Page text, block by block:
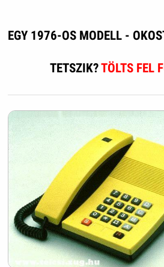
EGY 1976-OS MODELL -
TETSZIK?TÖLTS FEL